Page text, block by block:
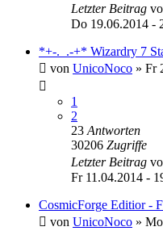
Letzter Beitrag
Do 19.06.2014 -
*+-._.-+* Wizardry 7
von UnicoNoco » Fr
1
2
23 Antworten
30206 Zugriffe
Letzter Beitrag
Fr 11.04.2014 -
CosmicForge Editior -
von UnicoNoco »